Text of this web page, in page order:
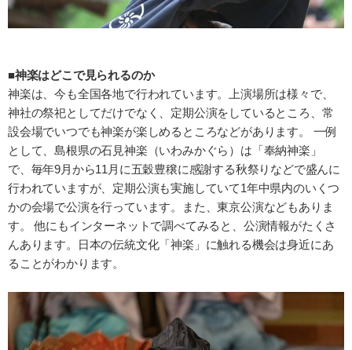
■神楽はどこで見られるのか
神楽は、今も全国各地で行われています。上演場所は様々で、
神社の祭祀としてだけでなく、定期公演をしているところ、常
設会場でいつでも神楽が楽しめるところなどがあります。 一例
として、島根県の石見神楽（いわみかぐら）は「奉納神楽」
で、毎年9月から11月に五穀豊穣に感謝する秋祭りなどで盛んに
行われていますが、定期公演も実施していて1年中県内のいくつ
かの会場で公演を行っています。また、東京公演などもありま
す。 他にもインターネットで調べてみると、公演情報がたくさ
んあります。日本の伝統文化「神楽」に触れる機会は身近にあ
ることがわかります。